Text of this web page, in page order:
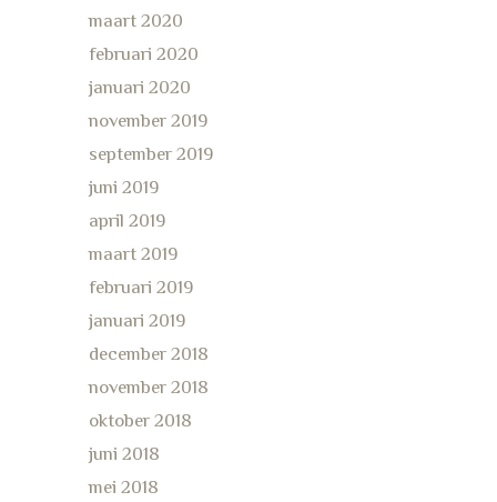
maart 2020
februari 2020
januari 2020
november 2019
september 2019
juni 2019
april 2019
maart 2019
februari 2019
januari 2019
december 2018
november 2018
oktober 2018
juni 2018
mei 2018